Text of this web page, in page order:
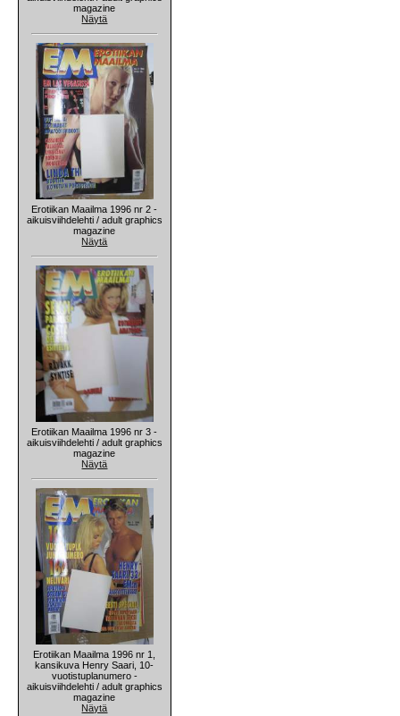
magazine
Näytä
Erotiikan Maailma 1996 nr 2 -
aikuisviihdelehti / adult graphics
magazine
Näytä
Erotiikan Maailma 1996 nr 3 -
aikuisviihdelehti / adult graphics
magazine
Näytä
Erotiikan Maailma 1996 nr 1,
kansikuva Henry Saari, 10-
vuotistuplanumero -
aikuisviihdelehti / adult graphics
magazine
Näytä